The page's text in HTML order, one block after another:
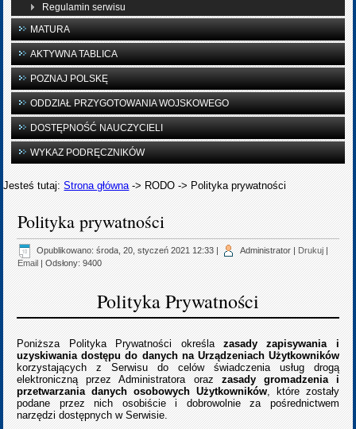
Regulamin serwisu
MATURA
AKTYWNA TABLICA
POZNAJ POLSKĘ
ODDZIAŁ PRZYGOTOWANIA WOJSKOWEGO
DOSTĘPNOŚĆ NAUCZYCIELI
WYKAZ PODRĘCZNIKÓW
Jesteś tutaj:Strona główna -> RODO -> Polityka prywatności
Polityka prywatności
Opublikowano: środa, 20, styczeń 2021 12:33 | Administrator | Drukuj |
Email | Odsłony: 9400
Polityka Prywatności
Poniższa Polityka Prywatności określa zasady zapisywania i
uzyskiwania dostępu do danych na Urządzeniach Użytkowników
korzystających z Serwisu do celów świadczenia usług drogą
elektroniczną przez Administratora oraz zasady gromadzenia i
przetwarzania danych osobowych Użytkowników, które zostały
podane przez nich osobiście i dobrowolnie za pośrednictwem
narzędzi dostępnych w Serwisie.